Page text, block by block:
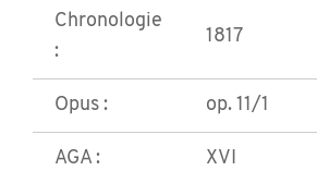
Chronologie
:
1817
Opus : op. 11/1
AGA : XVI